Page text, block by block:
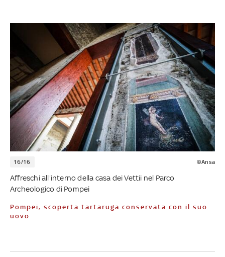
16/16 ©Ansa
Affreschi all'interno della casa dei Vettii nel Parco
Archeologico di Pompei
Pompei, scoperta tartaruga conservata con il suo
uovo